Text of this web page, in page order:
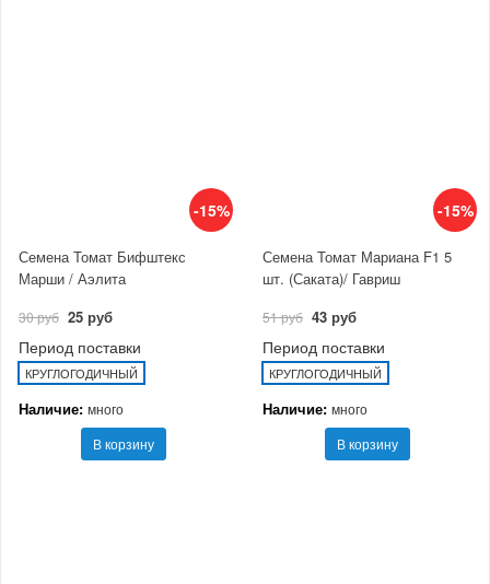
-15%
Семена Томат Бифштекс
Марши / Аэлита
30 руб 25 руб
Период поставки
КРУГЛОГОДИЧНЫЙ
Наличие: много
В корзину
-15%
Семена Томат Мариана F1 5
шт. (Саката)/ Гавриш
51 руб 43 руб
Период поставки
КРУГЛОГОДИЧНЫЙ
Наличие: много
В корзину